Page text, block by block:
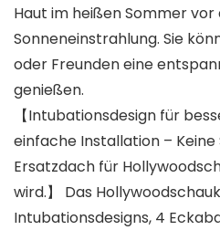
Haut im heißen Sommer
Sonneneinstrahlung. Sie
oder Freunden eine
genießen.
【Intubationsdesign für
einfache Installation – Keine
Ersatzdach für
wird.】 Das
Intubationsdesigns, 4